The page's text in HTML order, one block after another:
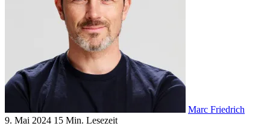
Marc Friedrich
9. Mai 2024 15 Min. Lesezeit